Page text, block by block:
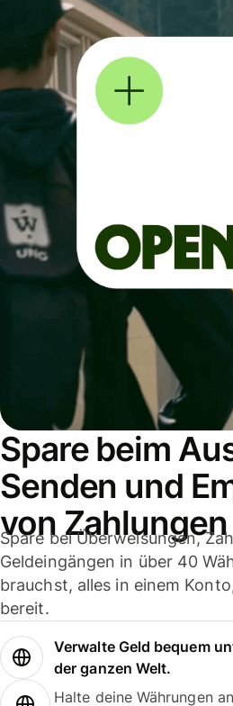
Spare beim
Senden und
von Zahlungen
Spare bei Überweisungen,
Geldeingängen in über 40
brauchst, alles in einem
bereit.
Verwalte Geld bequem
der ganzen Welt.
Halte deine Währungen